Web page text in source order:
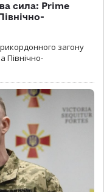
сила: Prime
загону
Північно-